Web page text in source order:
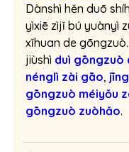
Dànshì hěn duō
yìxiē zìjǐ bú yuànyì
xǐhuan de
jiùshì duì gōngzuò
nénglì zài gāo,
gōngzuò méiyǒu
gōngzuò zuòhǎo.